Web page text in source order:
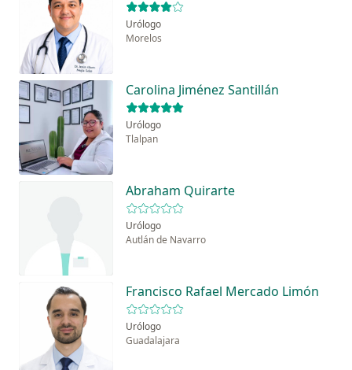
Urólogo
Morelos
Carolina Jiménez Santillán
Urólogo
Tlalpan
Abraham Quirarte
Urólogo
Autlán de Navarro
Francisco Rafael Mercado Limón
Urólogo
Guadalajara